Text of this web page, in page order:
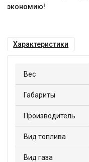
экономию!
Характеристики
Вес
Габариты
Производитель
Вид топлива
Вид газа